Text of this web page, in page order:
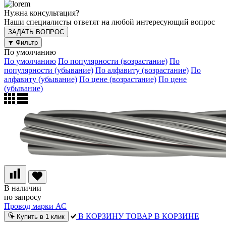
Нужна консультация?
Наши специалисты ответят на любой интересующий вопрос
ЗАДАТЬ ВОПРОС
Фильтр
По умолчанию
По умолчанию По популярности (возрастание) По
популярности (убывание) По алфавиту (возрастание) По
алфавиту (убывание) По цене (возрастание) По цене
(убывание)
В наличии
по запросу
Провод марки АС
Купить в 1 клик В КОРЗИНУ ТОВАР В КОРЗИНЕ